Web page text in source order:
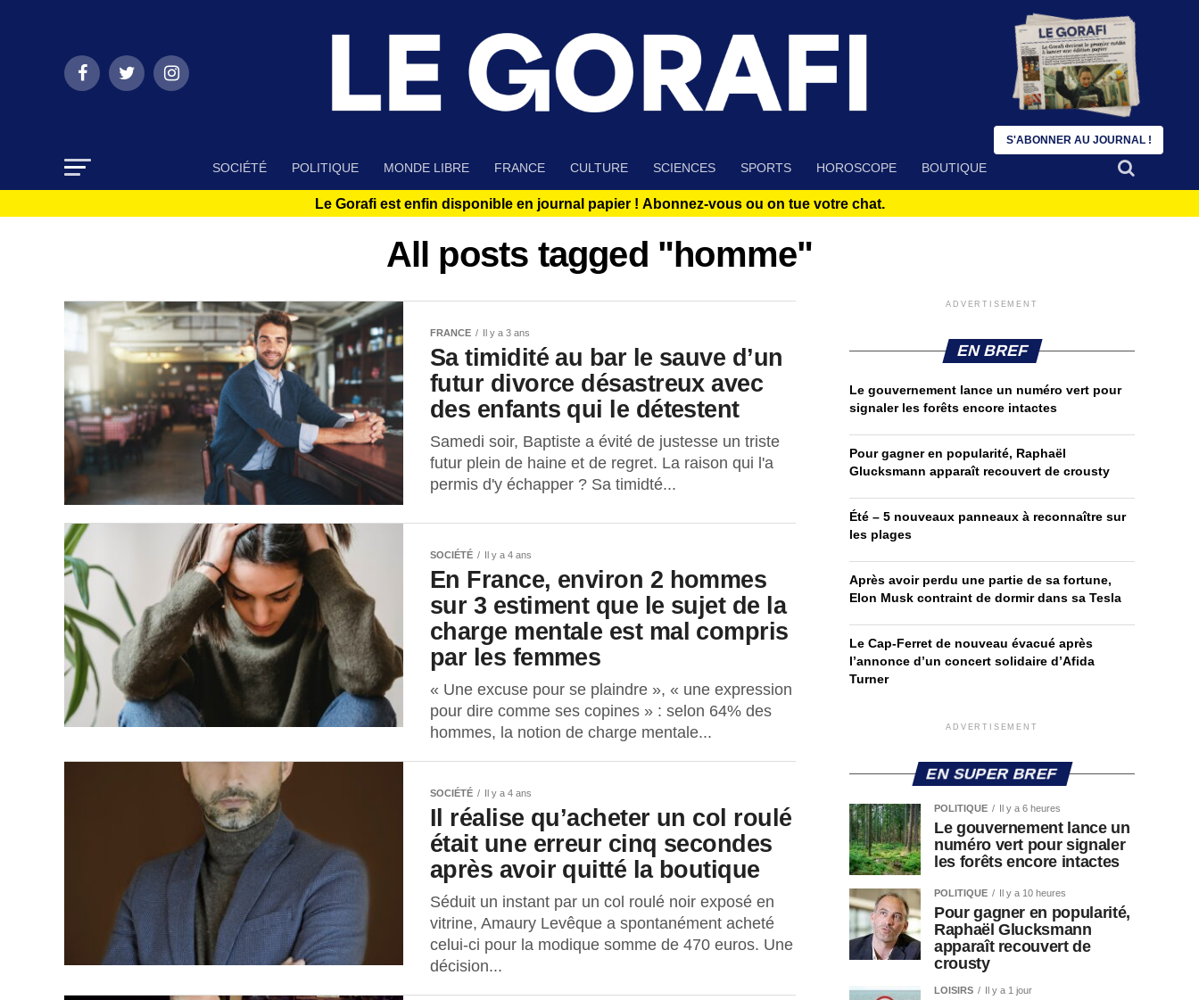
SOCIÉTÉ POLITIQUE MONDE LIBRE FRANCE CULTURE SCIENCES SPORTS HOROSCOPE BOUTIQUE
Le Gorafi est enfin disponible en journal papier ! Abonnez-vous ou on tue votre chat.
All posts tagged "homme"
FRANCE Il y a 3 ans
Sa timidité au bar le sauve d’un
futur divorce désastreux avec
des enfants qui le détestent
Samedi soir, Baptiste a évité de justesse un triste
futur plein de haine et de regret. La raison qui l'a
permis d'y échapper ? Sa timidté...
SOCIÉTÉ Il y a 4 ans
En France, environ 2 hommes
sur 3 estiment que le sujet de la
charge mentale est mal compris
par les femmes
« Une excuse pour se plaindre », « une expression
pour dire comme ses copines » : selon 64% des
hommes, la notion de charge mentale...
SOCIÉTÉ Il y a 4 ans
Il réalise qu’acheter un col roulé
était une erreur cinq secondes
après avoir quitté la boutique
Séduit un instant par un col roulé noir exposé en
vitrine, Amaury Levêque a spontanément acheté
celui-ci pour la modique somme de 470 euros. Une
décision...
ADVERTISEMENT
EN BREF
Le gouvernement lance un numéro vert pour
signaler les forêts encore intactes
Pour gagner en popularité, Raphaël
Glucksmann apparaît recouvert de crousty
Été – 5 nouveaux panneaux à reconnaître sur
les plages
Après avoir perdu une partie de sa fortune,
Elon Musk contraint de dormir dans sa Tesla
Le Cap-Ferret de nouveau évacué après
l’annonce d’un concert solidaire d’Afida
Turner
ADVERTISEMENT
EN SUPER BREF
POLITIQUE Il y a 6 heures
Le gouvernement lance un
numéro vert pour signaler
les forêts encore intactes
POLITIQUE Il y a 10 heures
Pour gagner en popularité,
Raphaël Glucksmann
apparaît recouvert de
crousty
LOISIRS Il y a 1 jour
S'ABONNER AU JOURNAL !